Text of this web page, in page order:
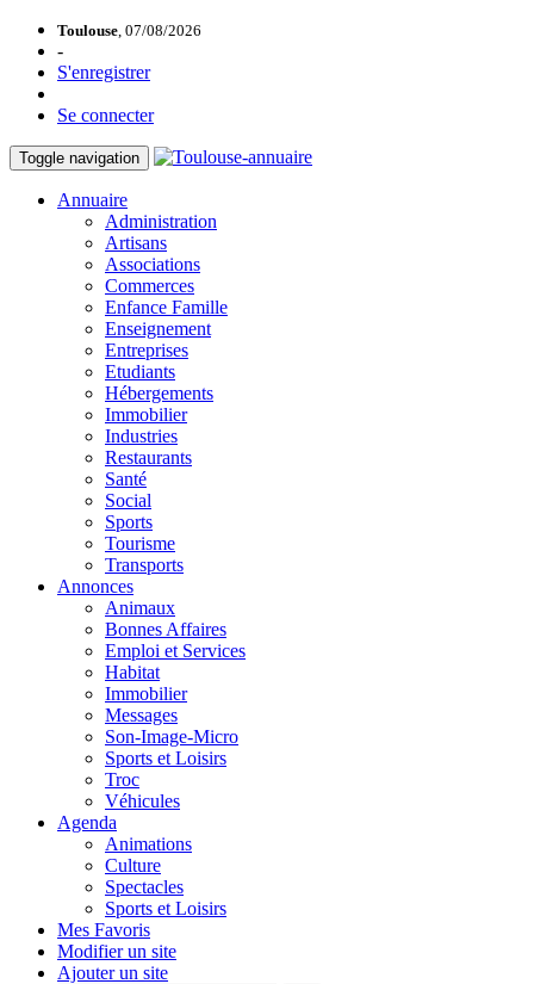
Toulouse, 07/08/2026
-
S'enregistrer
Se connecter
Toggle navigation
Annuaire
Administration
Artisans
Associations
Commerces
Enfance Famille
Enseignement
Entreprises
Etudiants
Hébergements
Immobilier
Industries
Restaurants
Santé
Social
Sports
Tourisme
Transports
Annonces
Animaux
Bonnes Affaires
Emploi et Services
Habitat
Immobilier
Messages
Son-Image-Micro
Sports et Loisirs
Troc
Véhicules
Agenda
Animations
Culture
Spectacles
Sports et Loisirs
Mes Favoris
Modifier un site
Ajouter un site